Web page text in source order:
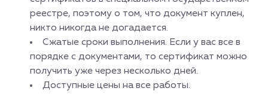
реестре, поэтому о том, что документ куплен,
никто никогда не догадается.
Сжатые сроки выполнения. Если у вас все в
порядке с документами, то сертификат можно
получить уже через несколько дней.
Доступные цены на все работы.